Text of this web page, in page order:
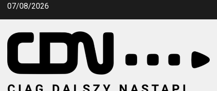
Przejdź
07/08/2026